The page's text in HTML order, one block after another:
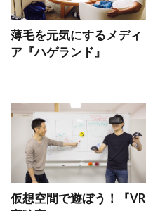
薄毛を元気にするメディ
ア『ハゲランド』
仮想空間で遊ぼう！『VR